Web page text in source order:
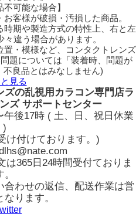
可能な場合】
客様が破損・汚損した商品。
期や製造方式の特性上、右と左
違う場合があります。
・模様など、コンタクトレンズ
題については「装着時、問題が
良品とはみなしません)
見る
の乱視用カラコン専門店ラ
ズ サポートセンター
後17時 ( 土、日、祝日休業
)
け付けております。)
は365日24時間受付ておりま
。
合わせの返信、配送作業は営
ります。